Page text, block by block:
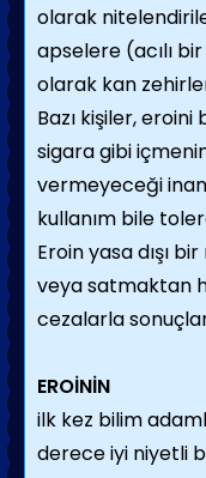
olarak
apselere (acılı
olarak kan
Bazı kişiler,
sigara gibi
vermeyeceği
kullanım bile
Eroin yasa dışı
veya satmaktan
cezalarla
EROİNİN
ilk kez bilim
derece iyi niyetli